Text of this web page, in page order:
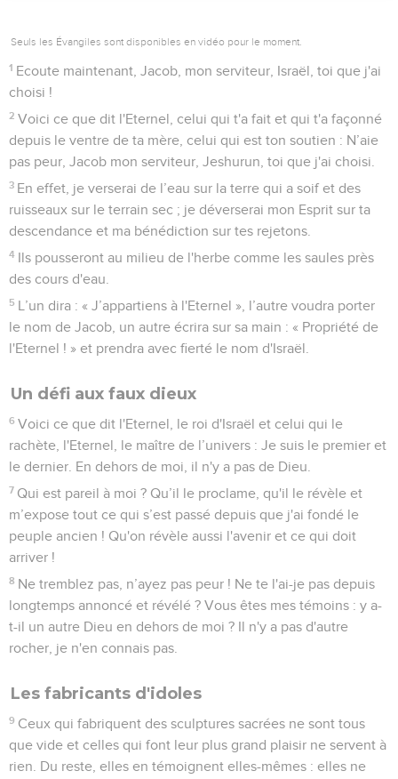
Seuls les Évangiles sont disponibles en vidéo pour le moment.
1 Ecoute maintenant, Jacob, mon serviteur, Israël, toi que j'ai
choisi !
2 Voici ce que dit l'Eternel, celui qui t'a fait et qui t'a façonné
depuis le ventre de ta mère, celui qui est ton soutien : N’aie
pas peur, Jacob mon serviteur, Jeshurun, toi que j'ai choisi.
3 En effet, je verserai de l’eau sur la terre qui a soif et des
ruisseaux sur le terrain sec ; je déverserai mon Esprit sur ta
descendance et ma bénédiction sur tes rejetons.
4 Ils pousseront au milieu de l'herbe comme les saules près
des cours d'eau.
5 L’un dira : « J’appartiens à l'Eternel », l’autre voudra porter
le nom de Jacob, un autre écrira sur sa main : « Propriété de
l'Eternel ! » et prendra avec fierté le nom d'Israël.
Un défi aux faux dieux
6 Voici ce que dit l'Eternel, le roi d'Israël et celui qui le
rachète, l'Eternel, le maître de l’univers : Je suis le premier et
le dernier. En dehors de moi, il n'y a pas de Dieu.
7 Qui est pareil à moi ? Qu’il le proclame, qu'il le révèle et
m’expose tout ce qui s’est passé depuis que j'ai fondé le
peuple ancien ! Qu'on révèle aussi l'avenir et ce qui doit
arriver !
8 Ne tremblez pas, n’ayez pas peur ! Ne te l'ai-je pas depuis
longtemps annoncé et révélé ? Vous êtes mes témoins : y a-
t-il un autre Dieu en dehors de moi ? Il n'y a pas d'autre
rocher, je n'en connais pas.
Les fabricants d'idoles
9 Ceux qui fabriquent des sculptures sacrées ne sont tous
que vide et celles qui font leur plus grand plaisir ne servent à
rien. Du reste, elles en témoignent elles-mêmes : elles ne